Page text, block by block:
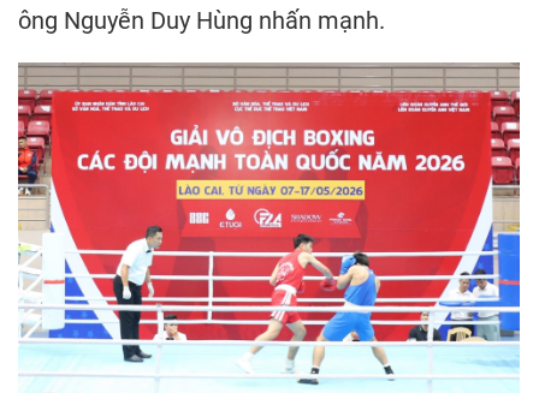
ông Nguyễn Duy Hùng nhấn mạnh.